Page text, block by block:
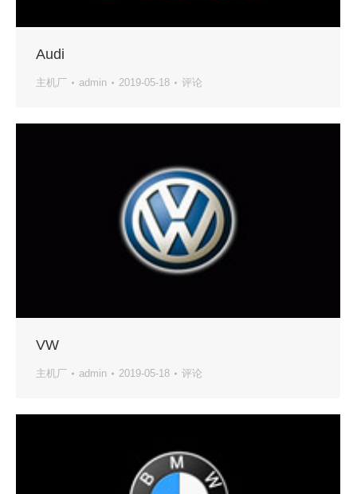
Audi
主机厂 admin 2019-05-18 评论
VW
主机厂 admin 2019-05-18 评论